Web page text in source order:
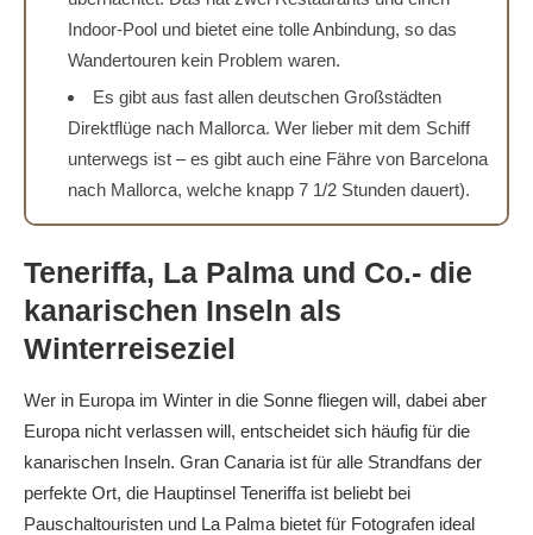
Indoor-Pool und bietet eine tolle Anbindung, so das
Wandertouren kein Problem waren.
Es gibt aus fast allen deutschen Großstädten
Direktflüge nach Mallorca. Wer lieber mit dem Schiff
unterwegs ist – es gibt auch eine Fähre von Barcelona
nach Mallorca, welche knapp 7 1/2 Stunden dauert).
Teneriffa, La Palma und Co.- die
kanarischen Inseln als
Winterreiseziel
Wer in Europa im Winter in die Sonne fliegen will, dabei aber
Europa nicht verlassen will, entscheidet sich häufig für die
kanarischen Inseln. Gran Canaria ist für alle Strandfans der
perfekte Ort, die Hauptinsel Teneriffa ist beliebt bei
Pauschaltouristen und La Palma bietet für Fotografen ideal